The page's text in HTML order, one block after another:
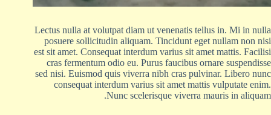
Lectus nulla at volutpat diam ut venenatis tellus in. Mi in nulla
posuere sollicitudin aliquam. Tincidunt eget nullam non nisi
est sit amet. Consequat interdum varius sit amet mattis. Facilisi
cras fermentum odio eu. Purus faucibus ornare suspendisse
sed nisi. Euismod quis viverra nibh cras pulvinar. Libero nunc
consequat interdum varius sit amet mattis vulputate enim.
Nunc scelerisque viverra mauris in aliquam.